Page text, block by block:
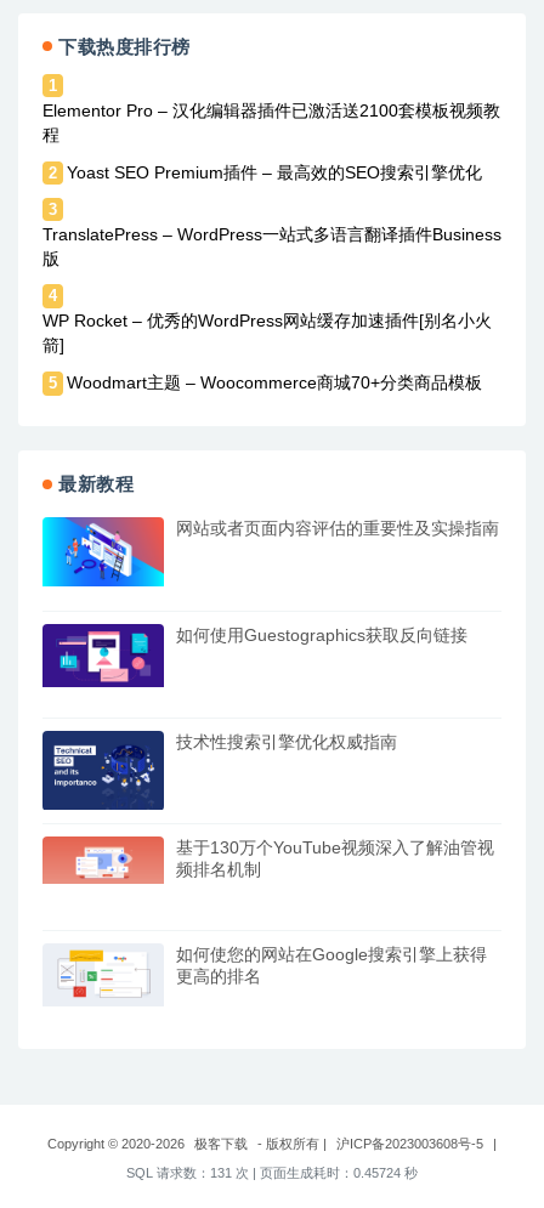
下载热度排行榜
1
Elementor Pro – 汉化编辑器插件已激活送2100套模板视频教
程
2 Yoast SEO Premium插件 – 最高效的SEO搜索引擎优化
3
TranslatePress – WordPress一站式多语言翻译插件Business
版
4
WP Rocket – 优秀的WordPress网站缓存加速插件[别名小火
箭]
5 Woodmart主题 – Woocommerce商城70+分类商品模板
最新教程
网站或者页面内容评估的重要性及实操指南
如何使用Guestographics获取反向链接
技术性搜索引擎优化权威指南
基于130万个YouTube视频深入了解油管视
频排名机制
如何使您的网站在Google搜索引擎上获得
更高的排名
Copyright © 2020-2026 极客下载 - 版权所有 | 沪ICP备2023003608号-5
|
SQL 请求数：131 次 | 页面生成耗时：0.45724 秒